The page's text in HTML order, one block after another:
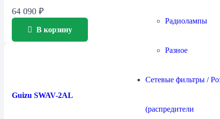
Радиолампы
Разное
Сетевые фильтры /
(распредители
64 090 ₽
В корзину
Guizu SWAV-2AL